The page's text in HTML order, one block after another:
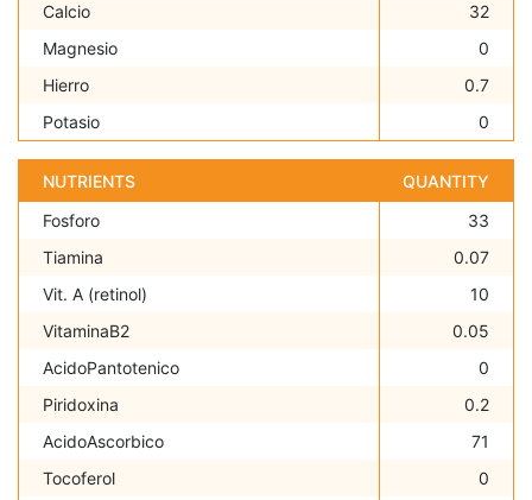
Calcio
32
Magnesio
0
Hierro
0.7
Potasio
0
NUTRIENTS
QUANTITY
Fosforo
33
Tiamina
0.07
Vit. A (retinol)
10
VitaminaB2
0.05
AcidoPantotenico
0
Piridoxina
0.2
AcidoAscorbico
71
Tocoferol
0